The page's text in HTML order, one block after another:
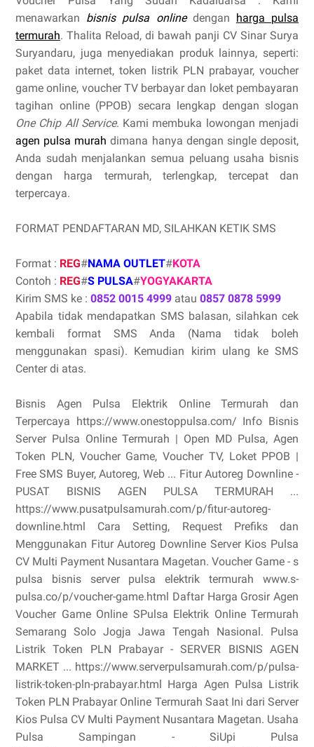
menawarkan bisnis pulsa onlinedengan harga pulsa
termurah. Thalita Reload, di bawah panji CV Sinar Surya
Suryandaru, juga menyediakan produk lainnya, seperti:
paket data internet, token listrik PLN prabayar, voucher
game online, voucher TV berbayar dan loket pembayaran
tagihan online (PPOB) secara lengkap dengan slogan
One Chip All Service. Kami membuka lowongan menjadi
agen pulsa murah dimana hanya dengan single deposit,
Anda sudah menjalankan semua peluang usaha bisnis
dengan harga termurah, terlengkap, tercepat dan
terpercaya.
FORMAT PENDAFTARAN MD, SILAHKAN KETIK SMS
Format : REG#NAMA OUTLET#KOTA
Contoh : REG#S PULSA#YOGYAKARTA
Kirim SMS ke : 0852 0015 4999 atau 0857 0878 5999
Apabila tidak mendapatkan SMS balasan, silahkan cek
kembali format SMS Anda (Nama tidak boleh
menggunakan spasi). Kemudian kirim ulang ke SMS
Center di atas.
Bisnis Agen Pulsa Elektrik Online Termurah dan
Terpercaya https://www.onestoppulsa.com/ Info Bisnis
Server Pulsa Online Termurah | Open MD Pulsa, Agen
Token PLN, Voucher Game, Voucher TV, Loket PPOB |
Free SMS Buyer, Autoreg, Web ... Fitur Autoreg Downline -
PUSAT BISNIS AGEN PULSA TERMURAH ...
https://www.pusatpulsamurah.com/p/fitur-autoreg-
downline.html Cara Setting, Request Prefiks dan
Menggunakan Fitur Autoreg Downline Server Kios Pulsa
CV Multi Payment Nusantara Magetan. Voucher Game - s
pulsa bisnis server pulsa elektrik termurah www.s-
pulsa.co/p/voucher-game.html Daftar Harga Grosir Agen
Voucher Game Online SPulsa Elektrik Online Termurah
Semarang Solo Jogja Jawa Tengah Nasional. Pulsa
Listrik Token PLN Prabayar - SERVER BISNIS AGEN
MARKET ... https://www.serverpulsamurah.com/p/pulsa-
listrik-token-pln-prabayar.html Harga Agen Pulsa Listrik
Token PLN Prabayar Online Termurah Saat Ini dari Server
Kios Pulsa CV Multi Payment Nusantara Magetan. Usaha
Pulsa Sampingan - SiUpi Pulsa